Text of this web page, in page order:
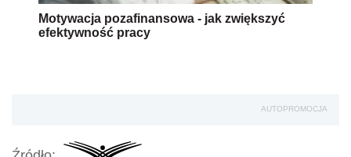
Motywacja pozafinansowa - jak zwiększyć
efektywność pracy
AUTOPROMOCJA